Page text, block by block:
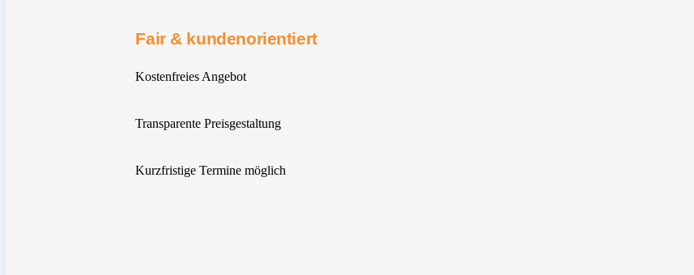
Fair & kundenorientiert
Kostenfreies Angebot
Transparente Preisgestaltung
Kurzfristige Termine möglich